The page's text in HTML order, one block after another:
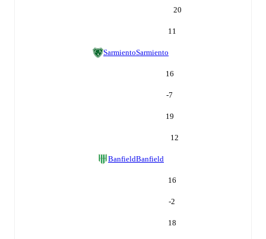
20
11
SarmientoSarmiento
16
-7
19
12
BanfieldBanfield
16
-2
18